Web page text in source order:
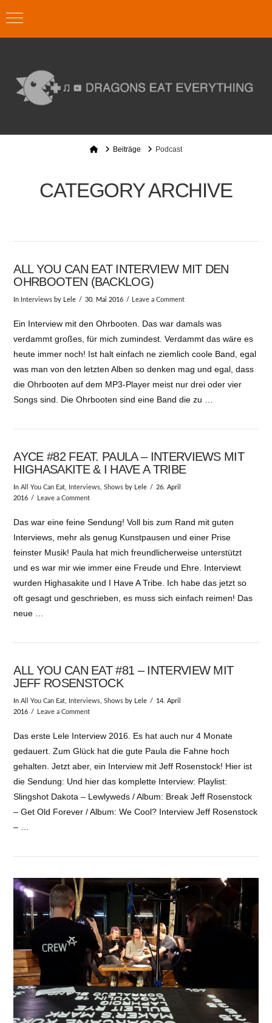
HomeBeiträge Podcast
CATEGORY ARCHIVE
ALL YOU CAN EAT INTERVIEW MIT DEN
OHRBOOTEN (BACKLOG)
In Interviews by Lele 30. Mai 2016 Leave a Comment
Ein Interview mit den Ohrbooten. Das war damals was
verdammt großes, für mich zumindest. Verdammt das wäre es
heute immer noch! Ist halt einfach ne ziemlich coole Band, egal
was man von den letzten Alben so denken mag und egal, dass
die Ohrbooten auf dem MP3-Player meist nur drei oder vier
Songs sind. Die Ohrbooten sind eine Band die zu …
AYCE #82 FEAT. PAULA – INTERVIEWS MIT
HIGHASAKITE & I HAVE A TRIBE
InAll You Can Eat, Interviews,Shows by Lele
26. April
2016
Leave a Comment
Das war eine feine Sendung! Voll bis zum Rand mit guten
Interviews, mehr als genug Kunstpausen und einer Prise
feinster Musik! Paula hat mich freundlicherweise unterstützt
und es war mir wie immer eine Freude und Ehre. Interviewt
wurden Highasakite und I Have A Tribe. Ich habe das jetzt so
oft gesagt und geschrieben, es muss sich einfach reimen! Das
neue …
ALL YOU CAN EAT #81 – INTERVIEW MIT
JEFF ROSENSTOCK
InAll You Can Eat, Interviews,Shows by Lele
14. April
2016
Leave a Comment
Das erste Lele Interview 2016. Es hat auch nur 4 Monate
gedauert. Zum Glück hat die gute Paula die Fahne hoch
gehalten. Jetzt aber, ein Interview mit Jeff Rosenstock! Hier ist
die Sendung: Und hier das komplette Interview: Playlist:
Slingshot Dakota – Lewlyweds / Album: Break Jeff Rosenstock
– Get Old Forever / Album: We Cool? Interview Jeff Rosenstock
– …